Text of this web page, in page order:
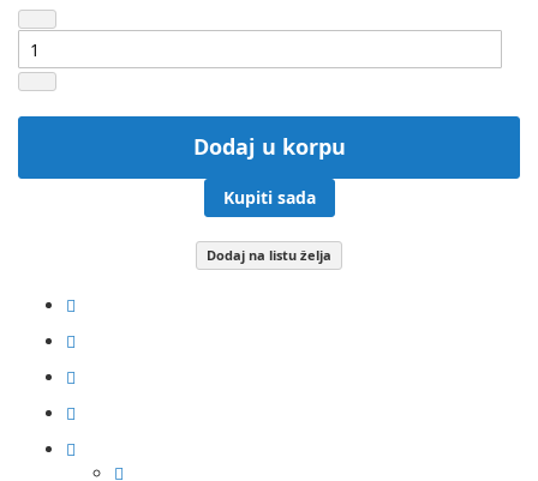
Dodaj u korpu
Kupiti sada
Dodaj na listu želja